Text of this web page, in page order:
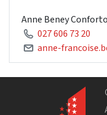
Anne Beney
027 606 73 20
anne-